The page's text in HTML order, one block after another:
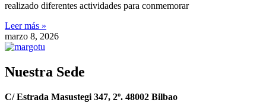
realizado diferentes actividades para conmemorar
Leer más »
marzo 8, 2026
Nuestra Sede
C/ Estrada Masustegi 347, 2º. 48002 Bilbao